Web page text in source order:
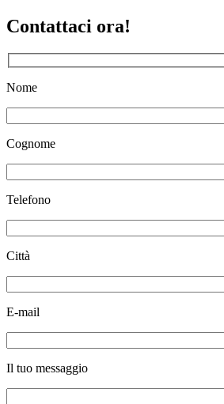
Contattaci ora!
Nome
Cognome
Telefono
Città
E-mail
Il tuo messaggio